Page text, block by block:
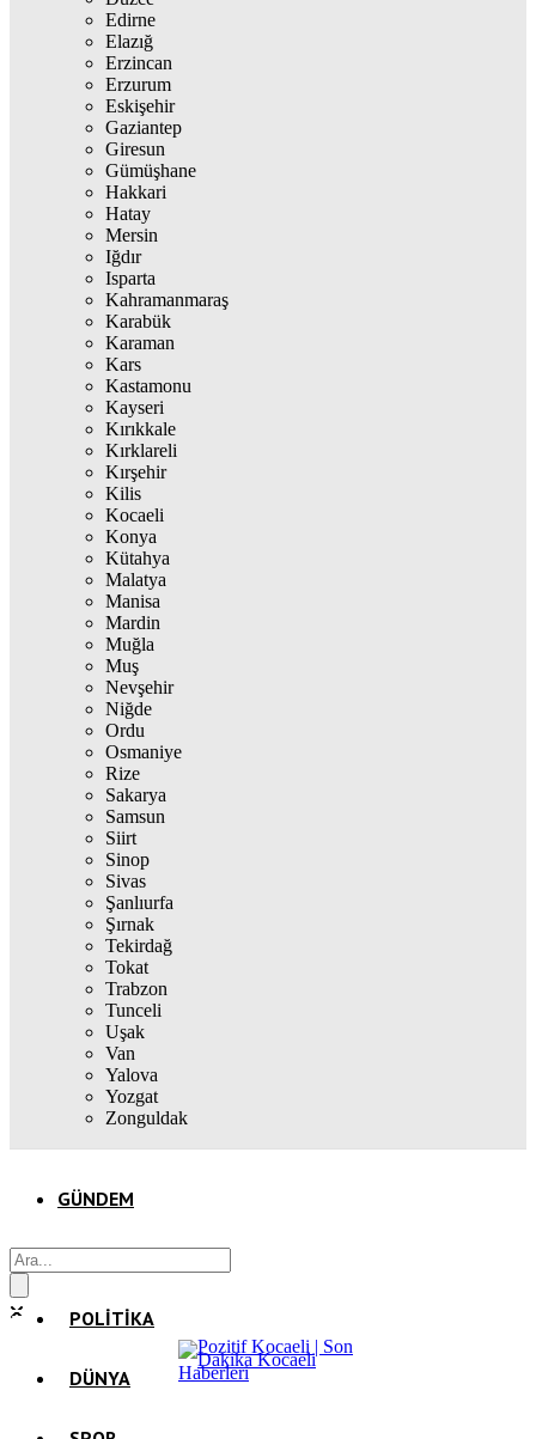
Edirne
Elazığ
Erzincan
Erzurum
Eskişehir
Gaziantep
Giresun
Gümüşhane
Hakkari
Hatay
Mersin
Iğdır
Isparta
Kahramanmaraş
Karabük
Karaman
Kars
Kastamonu
Kayseri
Kırıkkale
Kırklareli
Kırşehir
Kilis
Kocaeli
Konya
Kütahya
Malatya
Manisa
Mardin
Muğla
Muş
Nevşehir
Niğde
Ordu
Osmaniye
Rize
Sakarya
Samsun
Siirt
Sinop
Sivas
Şanlıurfa
Şırnak
Tekirdağ
Tokat
Trabzon
Tunceli
Uşak
Van
Yalova
Yozgat
Zonguldak
GÜNDEM
POLITIKA
DÜNYA